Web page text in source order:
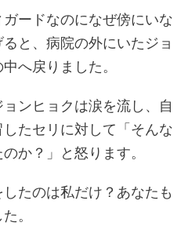
ードなのになぜ傍にいな
と、病院の外にいたジョ
へ戻りました。
ンヒョクは涙を流し、自
たセリに対して「そんな
か？」と怒ります。
たのは私だけ？あなたも
。